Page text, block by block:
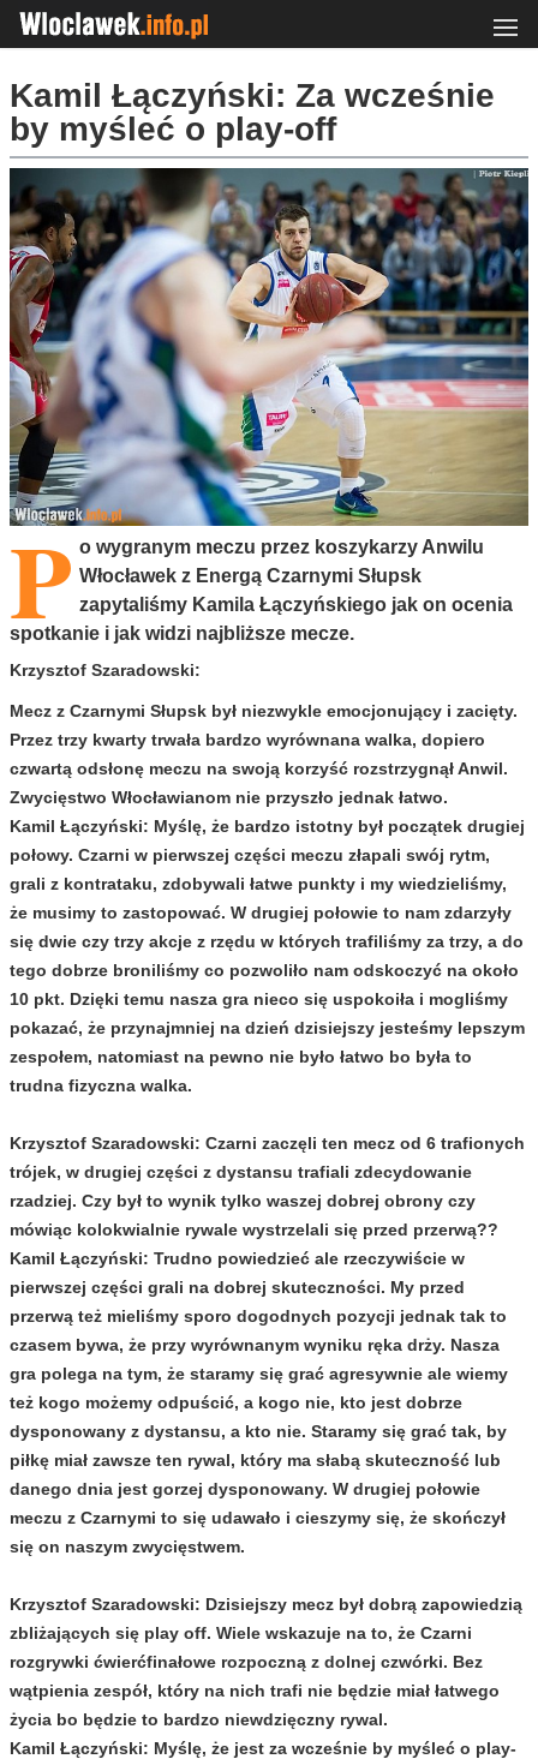
Kamil Łączyński: Za wcześnie
by myśleć o play-off
P o wygranym meczu przez koszykarzy Anwilu
Włocławek z Energą Czarnymi Słupsk
zapytaliśmy Kamila Łączyńskiego jak on ocenia
spotkanie i jak widzi najbliższe mecze.
Krzysztof Szaradowski:
Mecz z Czarnymi Słupsk był niezwykle emocjonujący i zacięty.
Przez trzy kwarty trwała bardzo wyrównana walka, dopiero
czwartą odsłonę meczu na swoją korzyść rozstrzygnął Anwil.
Zwycięstwo Włocławianom nie przyszło jednak łatwo.
Kamil Łączyński: Myślę, że bardzo istotny był początek drugiej
połowy. Czarni w pierwszej części meczu złapali swój rytm,
grali z kontrataku, zdobywali łatwe punkty i my wiedzieliśmy,
że musimy to zastopować. W drugiej połowie to nam zdarzyły
się dwie czy trzy akcje z rzędu w których trafiliśmy za trzy, a do
tego dobrze broniliśmy co pozwoliło nam odskoczyć na około
10 pkt. Dzięki temu nasza gra nieco się uspokoiła i mogliśmy
pokazać, że przynajmniej na dzień dzisiejszy jesteśmy lepszym
zespołem, natomiast na pewno nie było łatwo bo była to
trudna fizyczna walka.
Krzysztof Szaradowski: Czarni zaczęli ten mecz od 6 trafionych
trójek, w drugiej części z dystansu trafiali zdecydowanie
rzadziej. Czy był to wynik tylko waszej dobrej obrony czy
mówiąc kolokwialnie rywale wystrzelali się przed przerwą??
Kamil Łączyński: Trudno powiedzieć ale rzeczywiście w
pierwszej części grali na dobrej skuteczności. My przed
przerwą też mieliśmy sporo dogodnych pozycji jednak tak to
czasem bywa, że przy wyrównanym wyniku ręka drży. Nasza
gra polega na tym, że staramy się grać agresywnie ale wiemy
też kogo możemy odpuścić, a kogo nie, kto jest dobrze
dysponowany z dystansu, a kto nie. Staramy się grać tak, by
piłkę miał zawsze ten rywal, który ma słabą skuteczność lub
danego dnia jest gorzej dysponowany. W drugiej połowie
meczu z Czarnymi to się udawało i cieszymy się, że skończył
się on naszym zwycięstwem.
Krzysztof Szaradowski: Dzisiejszy mecz był dobrą zapowiedzią
zbliżających się play off. Wiele wskazuje na to, że Czarni
rozgrywki ćwierćfinałowe rozpoczną z dolnej czwórki. Bez
wątpienia zespół, który na nich trafi nie będzie miał łatwego
życia bo będzie to bardzo niewdzięczny rywal.
Kamil Łączyński: Myślę, że jest za wcześnie by myśleć o play-